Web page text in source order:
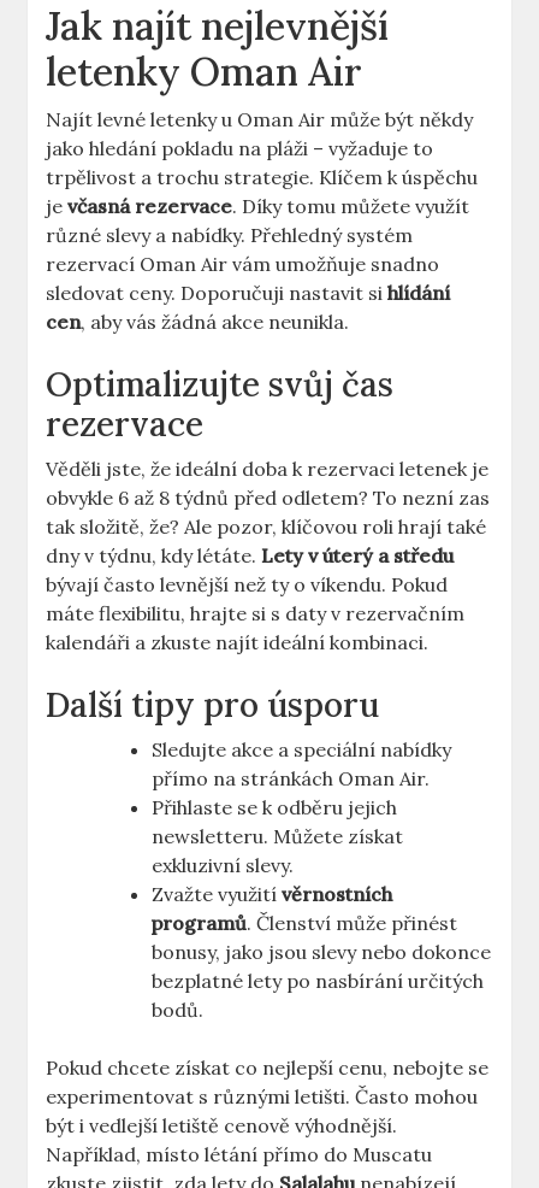
Jak najít nejlevnější
letenky Oman Air
Najít levné letenky u Oman Air může být někdy
jako hledání pokladu na pláži – vyžaduje to
trpělivost a trochu strategie. Klíčem k úspěchu
jevčasná rezervace. Díky tomu můžete využít
různé slevy a nabídky. Přehledný systém
rezervací Oman Air vám umožňuje snadno
sledovat ceny. Doporučuji nastavit sihlídání
cen, aby vás žádná akce neunikla.
Optimalizujte svůj čas
rezervace
Věděli jste, že ideální doba k rezervaci letenek je
obvykle 6 až 8 týdnů před odletem? To nezní zas
tak složitě, že? Ale pozor, klíčovou roli hrají také
dny v týdnu, kdy létáte.Lety v úterý a středu
bývají často levnější než ty o víkendu. Pokud
máte flexibilitu, hrajte si s daty v rezervačním
kalendáři a zkuste najít ideální kombinaci.
Další tipy pro úsporu
Sledujte akce a speciální nabídky
přímo na stránkách Oman Air.
Přihlaste se k odběru jejich
newsletteru. Můžete získat
exkluzivní slevy.
Zvažte využitívěrnostních
programů. Členství může přinést
bonusy, jako jsou slevy nebo dokonce
bezplatné lety po nasbírání určitých
bodů.
Pokud chcete získat co nejlepší cenu, nebojte se
experimentovat s různými letišti. Často mohou
být i vedlejší letiště cenově výhodnější.
Například, místo létání přímo do Muscatu